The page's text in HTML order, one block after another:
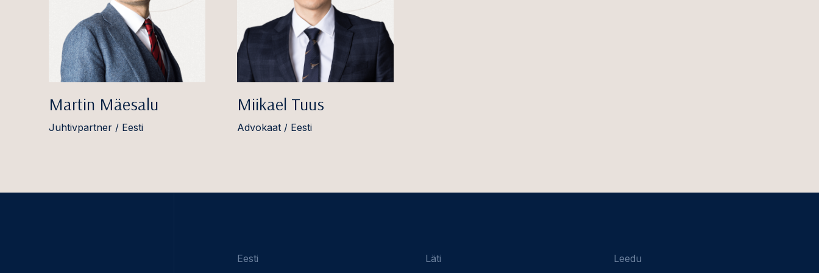
Martin Mäesalu
Juhtivpartner / Eesti
Miikael Tuus
Advokaat / Eesti
Eesti Läti Leedu